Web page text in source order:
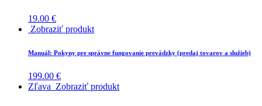
19.00 €
Zobraziť produkt
Manuál: Pokyny pre správne fungovanie prevádzky (predaj tovarov a služieb)
199.00 €
Zľava Zobraziť produkt